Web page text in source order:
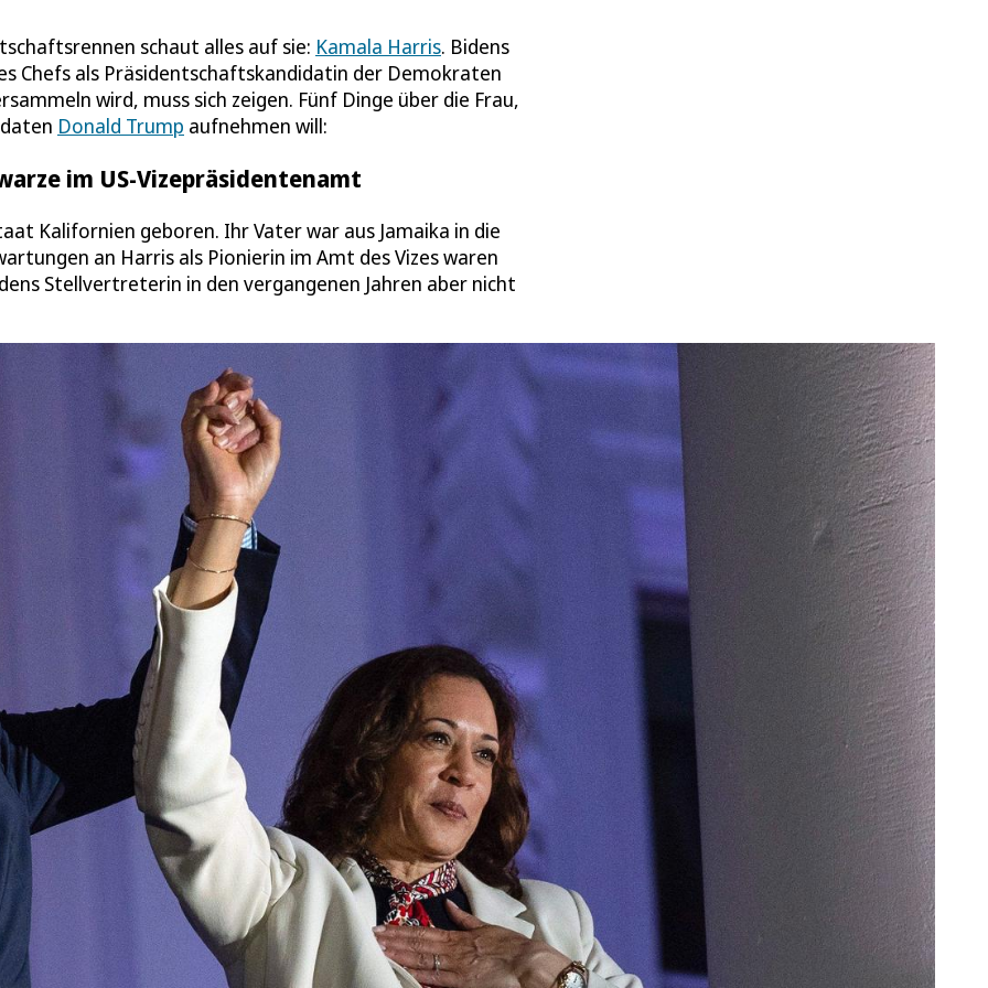
schaut alles auf sie: Kamala Harris. Bidens
Chefs als Präsidentschaftskandidatin der Demokraten
wird, muss sich zeigen. Fünf Dinge über die Frau,
Donald Trump aufnehmen will:
im US-Vizepräsidentenamt
Kalifornien geboren. Ihr Vater war aus Jamaika in die
an Harris als Pionierin im Amt des Vizes waren
Stellvertreterin in den vergangenen Jahren aber nicht